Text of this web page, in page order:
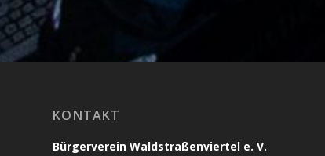
KONTAKT
Bürgerverein Waldstraßenviertel e. V.